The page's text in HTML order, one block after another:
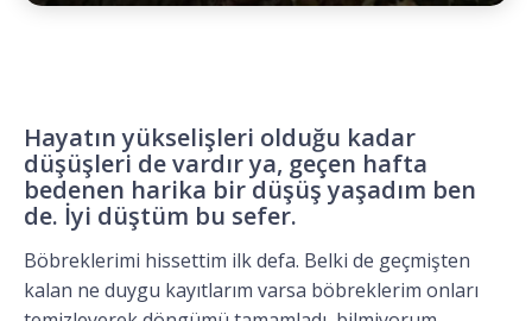
Hayatın yükselişleri olduğu kadar
düşüşleri de vardır ya, geçen hafta
bedenen harika bir düşüş yaşadım ben
de. İyi düştüm bu sefer.
Böbreklerimi hissettim ilk defa. Belki de geçmişten
kalan ne duygu kayıtlarım varsa böbreklerim onları